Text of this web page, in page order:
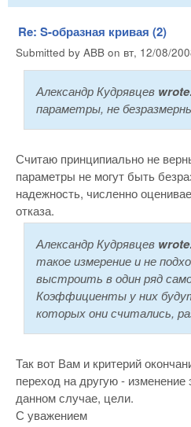
Re: S-образная кривая (2)
Submitted by ABB on вт, 12/08/
Александр Кудрявцев
параметры, не
Считаю принципиально не
параметры не могут быть
надежность, численно
отказа.
Александр Кудрявцев
такое измерение и не
выстроить в один ряд
Коэффициенты у них
которых они считались,
Так вот Вам и критерий
переход на другую - изменение
данном случае, цели.
С уважением